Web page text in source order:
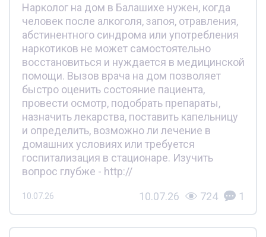
Нарколог на дом в Балашихе нужен, когда
человек после алкоголя, запоя, отравления,
абстинентного синдрома или употребления
наркотиков не может самостоятельно
восстановиться и нуждается в медицинской
помощи. Вызов врача на дом позволяет
быстро оценить состояние пациента,
провести осмотр, подобрать препараты,
назначить лекарства, поставить капельницу
и определить, возможно ли лечение в
домашних условиях или требуется
госпитализация в стационаре. Изучить
вопрос глубже - http://
10.07.26 10.07.26 724 1